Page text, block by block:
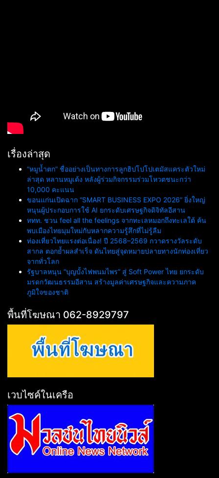
เรื่องล่าสุด
“หมูน้ำตก” ชื่ออย่างเป็นทางการลูกฮิปโปโปเตมัสแคระตัวใหม่
ล่าสุด หลานหมูเด้ง หลังผู้ร่วมกิจกรรมร่วมโหวตชนะกว่า
10,000 คะแนน
ขอนแก่นเปิดฉาก “SMART BUSINESS EXPO 2026” ยิ่งใหญ่
หนุนผู้ประกอบการใช้ AI ยกระดับเศรษฐกิจดิจิทัลอีสาน
ททท. ชวน feel all the feelings จากทะเลหมอกถึงทะเลใต้ ค้น
พบเมืองไทยมุมใหม่กับหลากความรู้สึกที่ไม่รู้ลืม
ท่องเที่ยวไทยแรงต่อเนื่อง! ปี 2568–2569 กวาดรางวัลระดับ
สากล ตอกย้ำผลสำเร็จ ดันไทยสู่จุดหมายปลายทางนักท่องเที่ยว
จากทั่วโลก
รัฐบาลหนุน “บุญบั้งไฟพนมไพร” สู่ Soft Power ไทย ยกระดับ
มรดกวัฒนธรรมอีสาน สร้างมูลค่าเศรษฐกิจและความภาค
ภูมิใจของชาติ
พื้นที่โฆษณา 062-8929797
เวบไซค์ในเครือ